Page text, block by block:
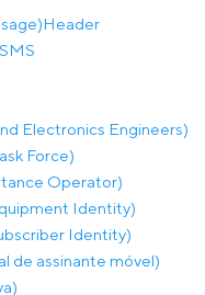
Header
Electronics Engineers)
Force)
Operator)
Identity)
Identity)
de assinante móvel)